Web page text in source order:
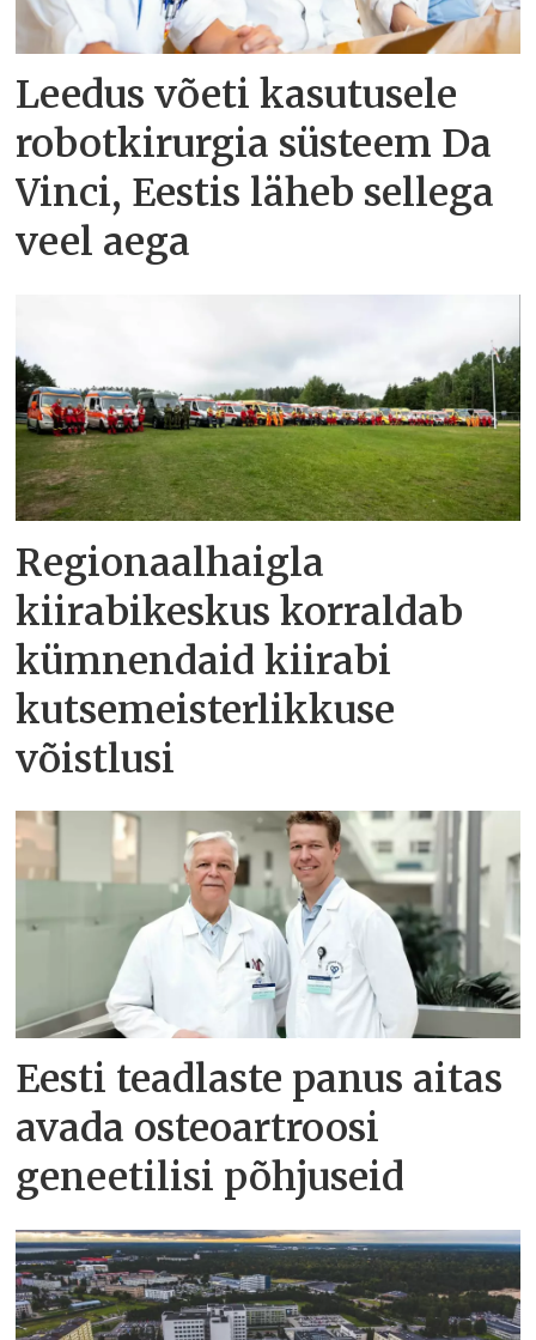
Leedus võeti kasutusele
robotkirurgia süsteem Da
Vinci, Eestis läheb sellega
veel aega
Regionaalhaigla
kiirabikeskus korraldab
kümnendaid kiirabi
kutsemeisterlikkuse
võistlusi
Eesti teadlaste panus aitas
avada osteoartroosi
geneetilisi põhjuseid